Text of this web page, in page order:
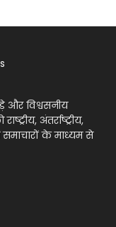
और विश्वसनीय
अंतर्राष्ट्रीय,
के माध्यम से